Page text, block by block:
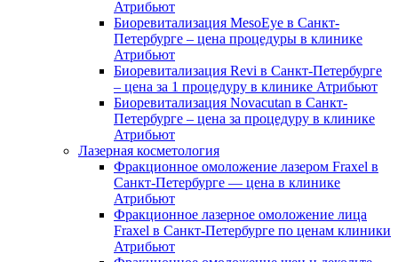
Атрибьют
​​Биоревитализация MesoEye в Санкт-
Петербурге – цена процедуры в клинике
Атрибьют
​​Биоревитализация Revi в Санкт-Петербурге
– цена за 1 процедуру в клинике Атрибьют
​​Биоревитализация Novacutan в Санкт-
Петербурге – цена за процедуру в клинике
Атрибьют
Лазерная косметология
Фракционное омоложение лазером Fraxel в
Санкт-Петербурге — цена в клинике
Атрибьют
Фракционное лазерное омоложение лица
Fraxel в Санкт-Петербурге по ценам клиники
Атрибьют